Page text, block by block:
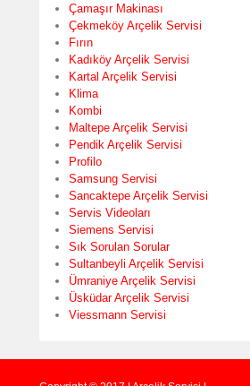
Çamaşır Makinası
Çekmeköy Arçelik Servisi
Fırın
Kadıköy Arçelik Servisi
Kartal Arçelik Servisi
Klima
Kombi
Maltepe Arçelik Servisi
Pendik Arçelik Servisi
Profilo
Samsung Servisi
Sancaktepe Arçelik Servisi
Servis Videoları
Siemens Servisi
Sık Sorulan Sorular
Sultanbeyli Arçelik Servisi
Ümraniye Arçelik Servisi
Üsküdar Arçelik Servisi
Viessmann Servisi